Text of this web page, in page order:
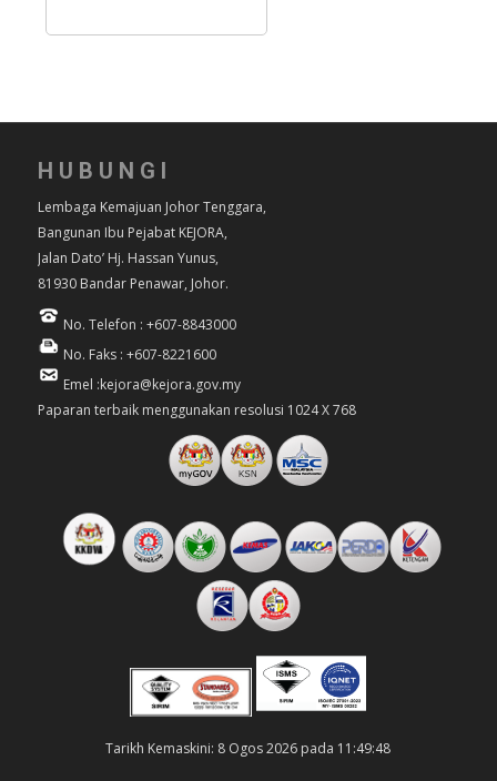
HUBUNGI
Lembaga Kemajuan Johor Tenggara,
Bangunan Ibu Pejabat KEJORA,
Jalan Dato’ Hj. Hassan Yunus,
81930 Bandar Penawar, Johor.
No. Telefon : +607-8843000
No. Faks : +607-8221600
Emel :kejora@kejora.gov.my
Paparan terbaik menggunakan resolusi 1024 X 768
Tarikh Kemaskini: 8 Ogos 2026 pada 11:49:48